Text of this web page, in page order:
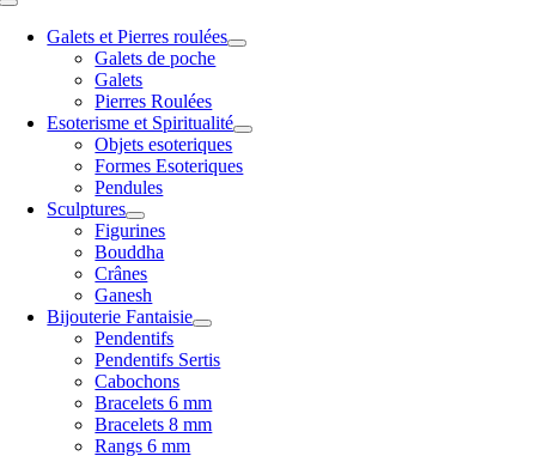
Toggle
NavigationGalets et Pierres roulées
Galets de poche
Galets
Pierres Roulées
Esoterisme et Spiritualité
Objets esoteriques
Formes Esoteriques
Pendules
Sculptures
Figurines
Bouddha
Crânes
Ganesh
Bijouterie Fantaisie
Pendentifs
Pendentifs Sertis
Cabochons
Bracelets 6 mm
Bracelets 8 mm
Rangs 6 mm